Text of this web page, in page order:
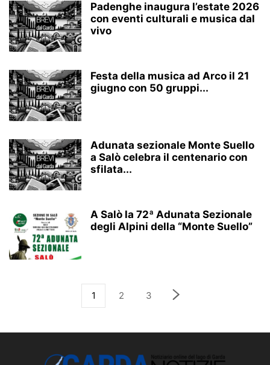
Padenghe inaugura l’estate 2026
con eventi culturali e musica dal
vivo
Festa della musica ad Arco il 21
giugno con 50 gruppi...
Adunata sezionale Monte Suello
a Salò celebra il centenario con
sfilata...
A Salò la 72ª Adunata Sezionale
degli Alpini della “Monte Suello”
1 2 3